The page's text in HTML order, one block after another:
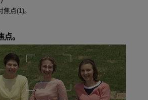
点(1)。
。